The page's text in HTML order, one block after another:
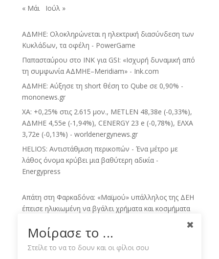
« Μάι
Ιούλ »
ΑΔΜΗΕ: Ολοκληρώνεται η ηλεκτρική διασύνδεση των
Κυκλάδων, τα οφέλη - PowerGame
Παπασταύρου στο INK για GSI: «Ισχυρή δυναμική από
τη συμφωνία ΑΔΜΗΕ–Meridiam» - Ink.com
ΑΔΜΗΕ: Αύξησε τη short θέση το Qube σε 0,90% -
mononews.gr
ΧΑ: +0,25% στις 2.615 μον., METLEN 48,38e (-0,33%),
ΑΔΜΗΕ 4,55e (-1,94%), CENERGY 23 e (-0,78%), ΕΛΧΑ
3,72e (-0,13%) - worldenergynews.gr
HELIOS: Αντιστάθμιση περικοπών - Ένα μέτρο με
λάθος όνομα κρύβει μια βαθύτερη αδικία -
Energypress
Απάτη στη Φαρκαδόνα: «Μαϊμού» υπάλληλος της ΔΕΗ
έπεισε ηλικιωμένη να βγάλει χρήματα και κοσμήματα
Νέα στρατηγική κίνηση της ΔΕΗ με εξαγορές
θυγατρικών στην Πολωνία και Ουγγαρία -
Μοίρασε το ...
Στείλε το να το δουν και οι φίλοι σου